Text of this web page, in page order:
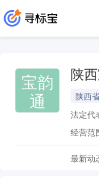
宝韵
通
陕
陕西
法定代
经营范
最新动